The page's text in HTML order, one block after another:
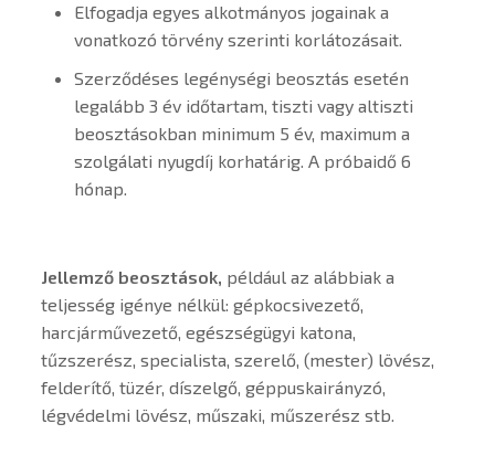
Elfogadja egyes alkotmányos jogainak a
vonatkozó törvény szerinti korlátozásait.
Szerződéses legénységi beosztás esetén
legalább 3 év időtartam, tiszti vagy altiszti
beosztásokban minimum 5 év, maximum a
szolgálati nyugdíj korhatárig. A próbaidő 6
hónap.
Jellemző beosztások, például az alábbiak a
teljesség igénye nélkül: gépkocsivezető,
harcjárművezető, egészségügyi katona,
tűzszerész, specialista, szerelő, (mester) lövész,
felderítő, tüzér, díszelgő, géppuskairányzó,
légvédelmi lövész, műszaki, műszerész stb.